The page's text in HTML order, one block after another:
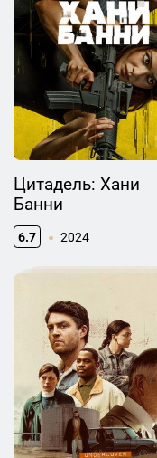
Цитадель: Хани
Банни
6.7 2024